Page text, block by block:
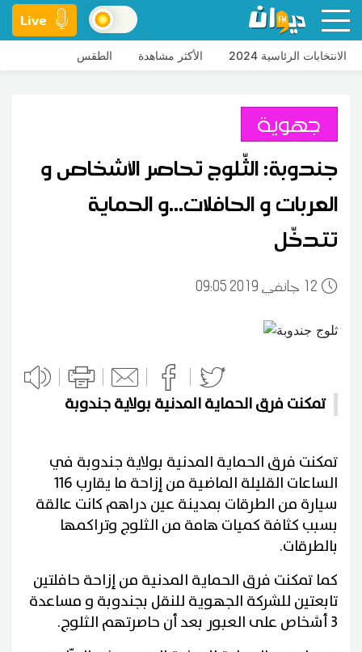
Live
الانتخابات الرئاسية 2024 الأكثر مشاهدة الطقس
جهوية
جندوبة: الثّلوج تحاصر الأشخاص و
العربات و الحافلات...و الحماية
تتدخّل
12 09:05 2019 جانفي
تمكنت فرق الحماية المدنية بولاية جندوبة
تمكنت فرق الحماية المدنية بولاية جندوبة في
الساعات القليلة الماضية من إزاحة ما يقارب 116
سيارة من الطرقات بمدينة عين دراهم كانت عالقة
بسبب كثافة كميات هامة من الثلوج وتراكمها
بالطرقات.
كما تمكنت فرق الحماية المدنية من إزاحة حافلتين
تابعتين للشركة الجهوية للنقل بجندوبة و مساعدة
3 أشخاص على العبور بعد أن حاصرتهم الثلوج.